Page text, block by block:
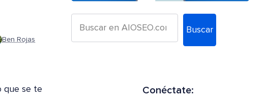
Ben Rojas
que se te
Buscar
Conéctate: